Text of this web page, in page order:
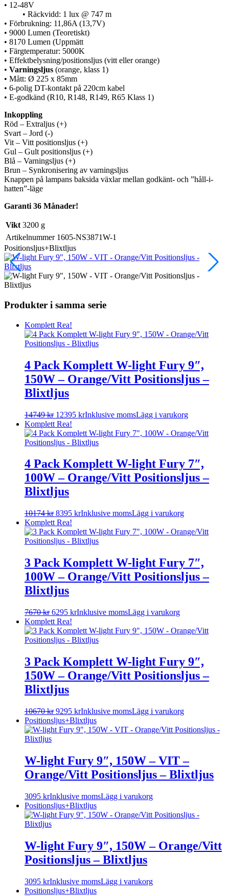
• 12-48V
• Räckvidd: 1 lux @ 747 m
• Förbrukning: 11,86A (13,7V)
• 9000 Lumen (Teoretiskt)
• 8170 Lumen (Uppmätt
• Färgtemperatur: 5000K
• Effektbelysning/positionsljus (vitt eller orange)
• Varningsljus (orange, klass 1)
• Mått: Ø 225 x 85mm
• 6-polig DT-kontakt på 220cm kabel
• E-godkänd (R10, R148, R149, R65 Klass 1)
Inkoppling
Röd – Extraljus (+)
Svart – Jord (-)
Vit – Vitt positionsljus (+)
Gul – Gult positionsljus (+)
Blå – Varningsljus (+)
Brun – Synkronisering av varningsljus
Knappen på lampans baksida växlar mellan godkänt- och ”håll-i-
hatten”-läge
Garanti 36 Månader!
Vikt 3200 g
Artikelnummer 1605-NS3871W-1
Positionsljus+Blixtljus
Produkter i samma serie
Komplett Rea!
4 Pack Komplett W-light Fury 9″,
150W – Orange/Vitt Positionsljus –
Blixtljus
14749kr 12395 krInklusive momsLägg i varukorg
Komplett Rea!
4 Pack Komplett W-light Fury 7″,
100W – Orange/Vitt Positionsljus –
Blixtljus
10174kr 8395 krInklusive momsLägg i varukorg
Komplett Rea!
3 Pack Komplett W-light Fury 7″,
100W – Orange/Vitt Positionsljus –
Blixtljus
7670kr 6295 krInklusive momsLägg i varukorg
Komplett Rea!
3 Pack Komplett W-light Fury 9″,
150W – Orange/Vitt Positionsljus –
Blixtljus
10670kr 9295 krInklusive momsLägg i varukorg
Positionsljus+Blixtljus
W-light Fury 9″, 150W – VIT –
Orange/Vitt Positionsljus – Blixtljus
3095 krInklusive momsLägg i varukorg
Positionsljus+Blixtljus
W-light Fury 9″, 150W – Orange/Vitt
Positionsljus – Blixtljus
3095 krInklusive momsLägg i varukorg
Positionsljus+Blixtljus